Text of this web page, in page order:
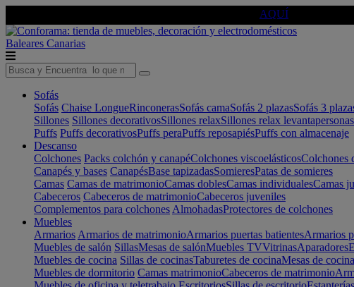
AQUÍ
Baleares Canarias
Sofás
Sofás Chaise LongueRinconerasSofás camaSofás 2 plazasSofás 3
Sillones Sillones decorativosSillones relaxSillones relax levantapersonas
Puffs Puffs decorativosPuffs peraPuffs reposapiésPuffs con almacenaje
Descanso
Colchones Packs colchón y canapéColchones viscoelásticosColchones
Canapés y bases CanapésBase tapizadasSomieresPatas de somieres
Camas Camas de matrimonioCamas doblesCamas individualesCamas
Cabeceros Cabeceros de matrimonioCabeceros juveniles
Complementos para colchones AlmohadasProtectores de colchones
Muebles
Armarios Armarios de matrimonioArmarios puertas batientesArmarios
Muebles de salón SillasMesas de salónMuebles TVVitrinasAparadores
Muebles de cocina Sillas de cocinasTaburetes de cocinaMesas de cocina
Muebles de dormitorio Camas matrimonioCabeceros de matrimonio